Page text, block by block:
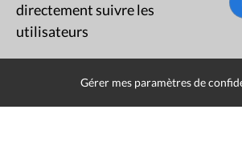
directement suivre les
utilisateurs
Gérer mes paramètres de
Mentions légales
Déclaration d'accessibilité